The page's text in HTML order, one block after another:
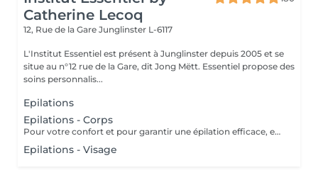
Catherine Lecoq
12, Rue de la Gare Junglinster L-6117
L'Institut Essentiel est présent à Junglinster depuis 2005 et se
situe au n°12 rue de la Gare, dit Jong Mëtt. Essentiel propose des
soins personnalis...
Epilations
Epilations - Corps
Pour votre confort et pour garantir une épilation efficace, en cas de poils longs, nous vous conseillons de tondre vos poils à 1/2 cm avant votre épilation. Ne pas appliquer de soin hydratant 12 heures avant votre rendez-vous (pour garantir adhérence de la cire) Merci pour votre compréhension.
Epilations - Visage